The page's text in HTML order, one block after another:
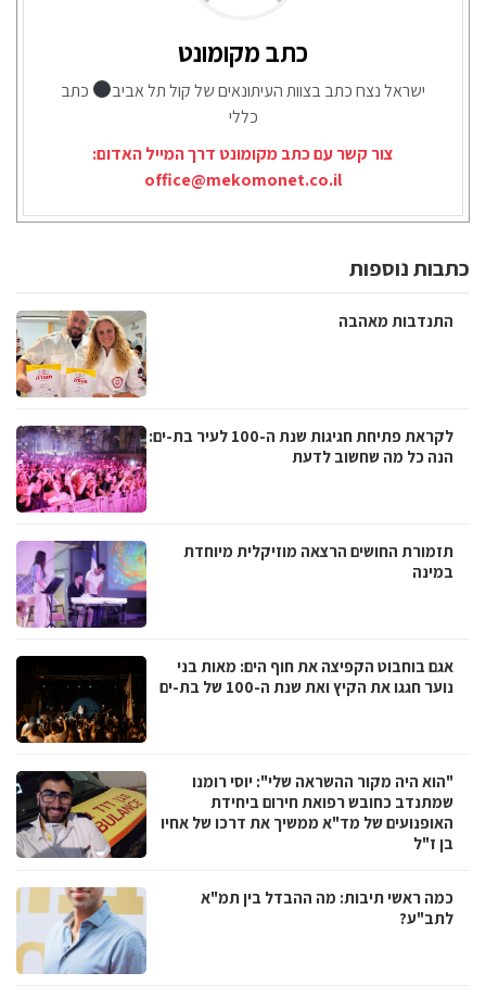
כתב מקומונט
ישראל נצח כתב בצוות העיתונאים של קול תל אביב
כתב
כללי
צור קשר עם כתב מקומונט דרך המייל האדום:
office@mekomonet.co.il
כתבות נוספות
התנדבות מאהבה
לקראת פתיחת חגיגות שנת ה-100 לעיר בת-ים:
הנה כל מה שחשוב לדעת
תזמורת החושים הרצאה מוזיקלית מיוחדת
במינה
אגם בוחבוט הקפיצה את חוף הים: מאות בני
נוער חגגו את הקיץ ואת שנת ה-100 של בת-ים
"הוא היה מקור ההשראה שלי": יוסי רומנו
שמתנדב כחובש רפואת חירום ביחידת
האופנועים של מד"א ממשיך את דרכו של אחיו
בן ז"ל
כמה ראשי תיבות: מה ההבדל בין תמ"א
לתב"ע?